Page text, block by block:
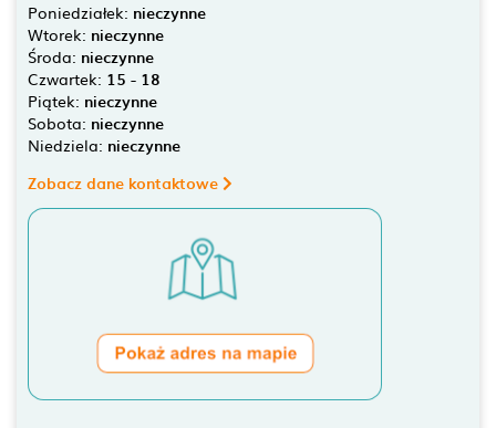
Poniedziałek: nieczynne
Wtorek: nieczynne
Środa: nieczynne
Czwartek: 15 - 18
Piątek: nieczynne
Sobota: nieczynne
Niedziela: nieczynne
Zobacz dane kontaktowe